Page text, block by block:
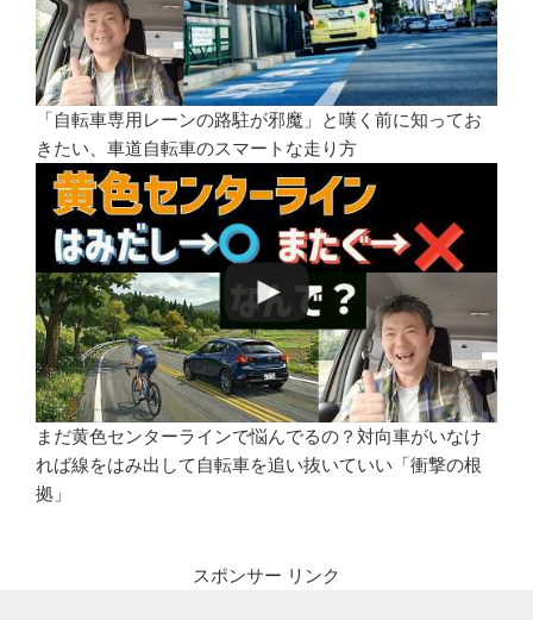
「自転車専用レーンの路駐が邪魔」と嘆く前に知ってお
きたい、車道自転車のスマートな走り方
まだ黄色センターラインで悩んでるの？対向車がいなけ
れば線をはみ出して自転車を追い抜いていい「衝撃の根
拠」
スポンサー リンク